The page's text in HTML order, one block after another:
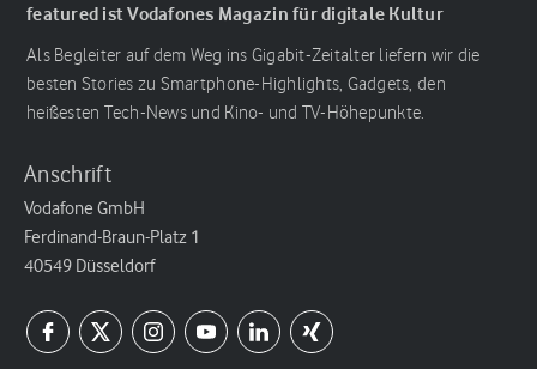
featured ist Vodafones Magazin für digitale Kultur
Als Begleiter auf dem Weg ins Gigabit-Zeitalter liefern wir die
besten Stories zu Smartphone-Highlights, Gadgets, den
heißesten Tech-News und Kino- und TV-Höhepunkte.
Anschrift
Vodafone GmbH
Ferdinand-Braun-Platz 1
40549 Düsseldorf